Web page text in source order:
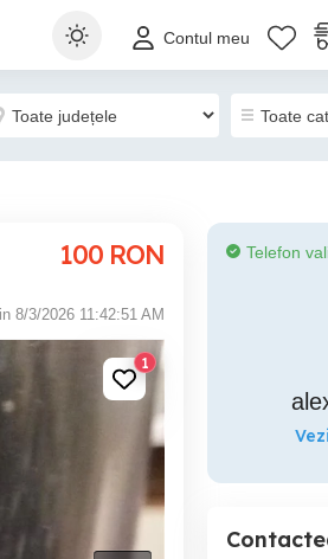
Contul meu
100 RON
8/3/2026 11:42:51 AM
1
Telefon